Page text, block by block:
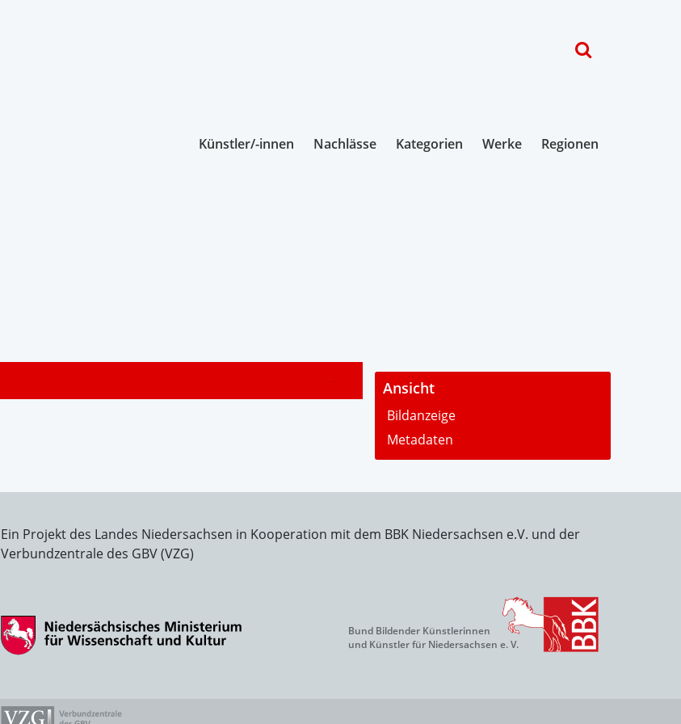
Künstler/-innen Nachlässe Kategorien Werke Regionen
- Ansicht
Bildanzeige
Metadaten
Ein Projekt des Landes Niedersachsen in Kooperation mit dem BBK Niedersachsen e.V. und der
Verbundzentrale des GBV (VZG)
Bund Bildender Künstlerinnen
und Künstler für Niedersachsen e. V.